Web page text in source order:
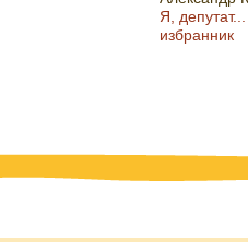
Я,
избранник